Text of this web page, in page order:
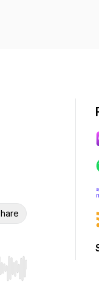
Hold shift to